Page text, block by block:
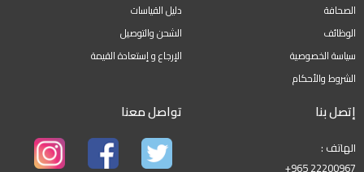
الصحافة
الوظائف
سياسة الخصوصية
الشروط والأحكام
دليل القياسات
الشحن والتوصيل
الإرجاع و إستعادة القيمة
إتصل بنا
الهاتف :
+965 22200967
تواصل معنا